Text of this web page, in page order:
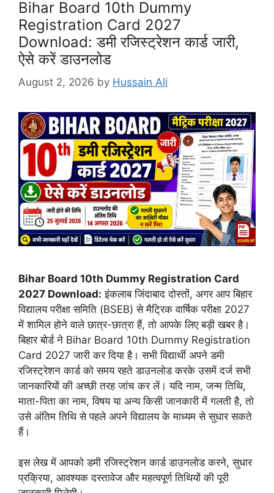
Bihar Board 10th Dummy
Registration Card 2027
Download: डमी रजिस्ट्रेशन कार्ड जारी,
ऐसे करें डाउनलोड
August 2, 2026 by Hussain Ali
Bihar Board 10th Dummy Registration Card
2027 Download: इंकलाब जिंदाबाद दोस्तों, अगर आप बिहार
विद्यालय परीक्षा समिति (BSEB) से मैट्रिक वार्षिक परीक्षा 2027
में शामिल होने वाले छात्र-छात्रा हैं, तो आपके लिए बड़ी खबर है।
बिहार बोर्ड ने Bihar Board 10th Dummy Registration
Card 2027 जारी कर दिया है। सभी विद्यार्थी अपने डमी
रजिस्ट्रेशन कार्ड को समय रहते डाउनलोड करके उसमें दर्ज सभी
जानकारियों की अच्छी तरह जांच कर लें। यदि नाम, जन्म तिथि,
माता-पिता का नाम, विषय या अन्य किसी जानकारी में गलती है, तो
उसे अंतिम तिथि से पहले अपने विद्यालय के माध्यम से सुधार सकते
हैं।
इस लेख में आपको डमी रजिस्ट्रेशन कार्ड डाउनलोड करने, सुधार
प्रक्रिया, आवश्यक दस्तावेज और महत्वपूर्ण तिथियों की पूरी